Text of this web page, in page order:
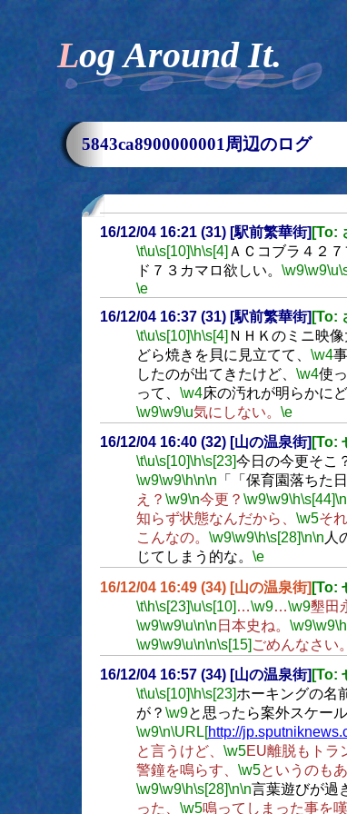
Log Around It.
5843ca8900000001周辺のログ
16/12/04 16:21 (31) [駅前繁華街] [To:
\t\u\s[10]\h\s[4] ＡＣコブラ４２
ド７３カマロ欲しい。 \w9\w9\u
\e
16/12/04 16:37 (31) [駅前繁華街] [To:
\t\u\s[10]\h\s[4] ＮＨＫのミニ映
どら焼きを貝に見立てて、 \w4
したのが出てきたけど、 \w4使
って、 \w4床の汚れが明らかに
\w9\w9\u気にしない。 \e
16/12/04 16:40 (32) [山の温泉街] [To:
\t\u\s[10]\h\s[23]今日の今更そこ
\w9\w9\h\n\n 「「保育園落ちた
え？ \w9\n今更？ \w9\w9\h\s[44]\n
知らず状態なんだから、 \w5そ
こんなの。 \w9\w9\h\s[28]\n\n 人
じてしまう的な。 \e
16/12/04 16:49 (34) [山の温泉街] [To:
\t\h\s[23]\u\s[10] …\w9…\w9墾田
\w9\w9\u\n\n 日本史ね。 \w9\w9\h
\w9\w9\u\n\n\s[15] ごめんなさい。
16/12/04 16:57 (34) [山の温泉街] [To:
\t\u\s[10]\h\s[23]ホーキングの名
が？ \w9と思ったら案外スケー
\w9\n\URL[http://
と言うけど、 \w5EU離脱もトラ
警鐘を鳴らす、 \w5というのも
\w9\w9\h\s[28]\n\n言葉遊びが過
った、 \w5鳴ってしまった事を